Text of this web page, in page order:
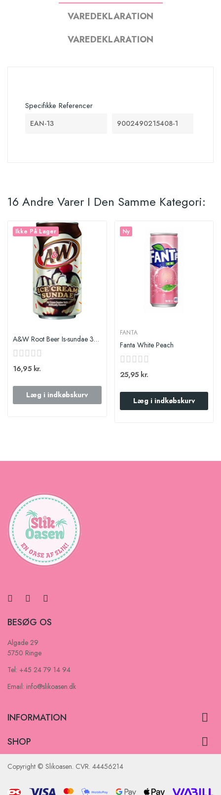
VAREDEKLARATION
VAREDEKLARATION
Specifikke Referencer
EAN-13 9002490215408-1
16 Andre Varer I Den Samme Kategori:
Ikke På Lager
A&W Root Beer Is-sundae 355ml
16,95 kr.
Læg i indkøbskurv
Ny
FANTA
Fanta White Peach
25,95 kr.
Læg i indkøbskurv
BESØG OS
Algade 29
5750 Ringe
Tel: +45 24 79 14 94
Email: info@slikoasen.dk
INFORMATION 
SHOP 
Copyright © Slikoasen. CVR. 44456214